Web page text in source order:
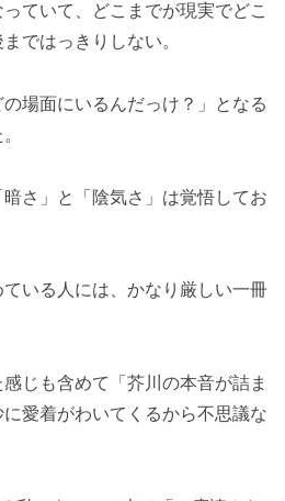
ていて、どこまでが現実でどこ
ではっきりしない。
場面にいるんだっけ？」となる
さ」と「陰気さ」は覚悟してお
いる人には、かなり厳しい一冊
じも含めて「芥川の本音が詰ま
愛着がわいてくるから不思議な